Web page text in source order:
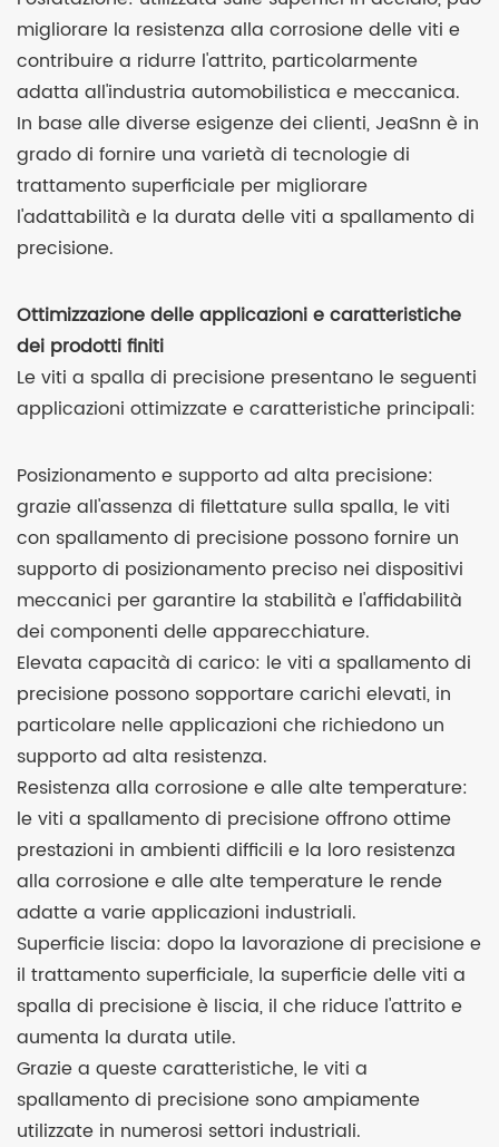
migliorare la resistenza alla corrosione delle viti e
contribuire a ridurre l'attrito, particolarmente
adatta all'industria automobilistica e meccanica.
In base alle diverse esigenze dei clienti, JeaSnn è in
grado di fornire una varietà di tecnologie di
trattamento superficiale per migliorare
l'adattabilità e la durata delle viti a spallamento di
precisione.
Ottimizzazione delle applicazioni e caratteristiche
dei prodotti finiti
Le viti a spalla di precisione presentano le seguenti
applicazioni ottimizzate e caratteristiche principali:
Posizionamento e supporto ad alta precisione:
grazie all'assenza di filettature sulla spalla, le viti
con spallamento di precisione possono fornire un
supporto di posizionamento preciso nei dispositivi
meccanici per garantire la stabilità e l'affidabilità
dei componenti delle apparecchiature.
Elevata capacità di carico: le viti a spallamento di
precisione possono sopportare carichi elevati, in
particolare nelle applicazioni che richiedono un
supporto ad alta resistenza.
Resistenza alla corrosione e alle alte temperature:
le viti a spallamento di precisione offrono ottime
prestazioni in ambienti difficili e la loro resistenza
alla corrosione e alle alte temperature le rende
adatte a varie applicazioni industriali.
Superficie liscia: dopo la lavorazione di precisione e
il trattamento superficiale, la superficie delle viti a
spalla di precisione è liscia, il che riduce l'attrito e
aumenta la durata utile.
Grazie a queste caratteristiche, le viti a
spallamento di precisione sono ampiamente
utilizzate in numerosi settori industriali.